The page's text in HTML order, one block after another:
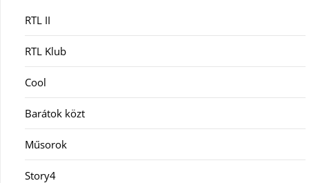
RTL II
RTL Klub
Cool
Barátok közt
Műsorok
Story4